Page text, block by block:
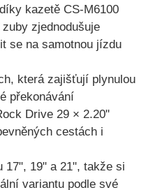
kazetě CS-M6100
zjednodušuje
se na samotnou jízdu
, která zajišťují plynulou
překonávání
Drive 29 × 2.20"
cestách i
17", 19" a 21", takže si
variantu podle své